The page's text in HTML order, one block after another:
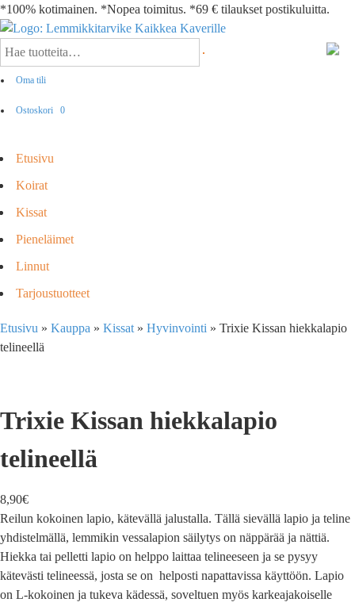
*100% kotimainen. *Nopea toimitus. *69 € tilaukset postikuluitta.
Oma tili
Ostoskori 0
Etusivu
Koirat
Kissat
Pieneläimet
Linnut
Tarjoustuotteet
Etusivu » Kauppa » Kissat » Hyvinvointi » Trixie Kissan hiekkalapio
telineellä
Trixie Kissan hiekkalapio
telineellä
8,90€
Reilun kokoinen lapio, kätevällä jalustalla. Tällä sievällä lapio ja teline
yhdistelmällä, lemmikin vessalapion säilytys on näppärää ja nättiä.
Hiekka tai pelletti lapio on helppo laittaa telineeseen ja se pysyy
kätevästi telineessä, josta se on helposti napattavissa käyttöön. Lapio
on L-kokoinen ja tukeva kädessä, soveltuen myös karkeajakoiselle